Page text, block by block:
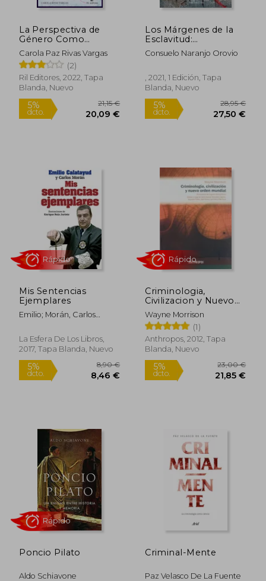
5%
dcto.
La Perspectiva de
Género Como
Método de
Argumentación
Jurídica en las
Decisiones Judiciales
Carola Paz Rivas Vargas
(2)
Ril Editores, 2022, Tapa
Blanda, Nuevo
5%
dcto.
21,15 €
20,09 €
Los Márgenes de la
Esclavitud:
Resistencia, Control y
Abolición en el Caribe
Consuelo Naranjo Orovio
, 2021, 1 Edición, Tapa
Blanda, Nuevo
5%
dcto.
Mis Sentencias
Ejemplares
Emilio; Morán, Carlos
La Esfera De Los Libros,
2017, Tapa Blanda, Nuevo
Rápido
Criminologia,
Civilizacion y Nuevo
Orden mun
Wayne Morrison
(1)
Anthropos, 2012, Tapa
Blanda, Nuevo
Rápido
Poncio Pilato
Aldo Schiavone
Criminal-Mente
Paz Velasco De La Fuente